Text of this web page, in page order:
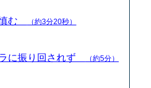
慎む （約3分20秒）
に振り回されず （約5分）